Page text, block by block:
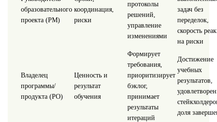
образовательного
проекта (PM)
координация,
риски
протоколы
решений,
управление
изменениями
задач без
переделок,
скорость
на риски
Владелец
программы/
продукта (PO)
Ценность и
результат
обучения
Формирует
требования,
приоритизирует
бэклог,
принимает
результаты
итераций
Достижение
учебных
результатов,
доля